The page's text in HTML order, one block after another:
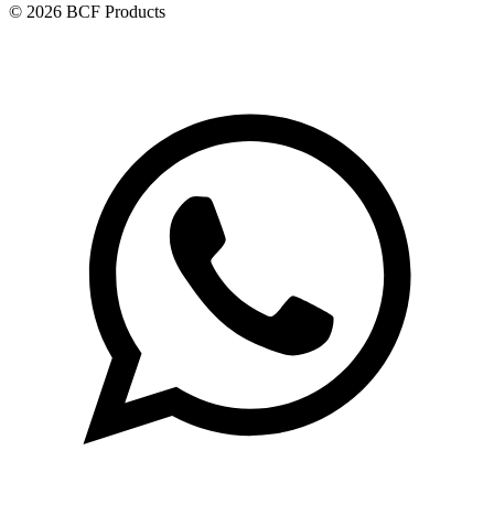
© 2026 BCF Products